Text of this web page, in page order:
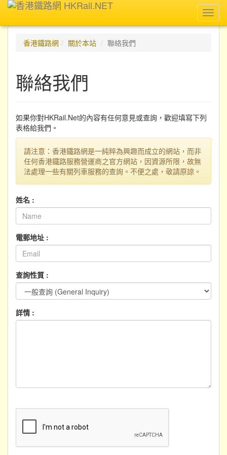
香港鐵路網
關於本站 聯絡我們
聯絡我們
如果你對HKRail.Net的內容有任何意見或查詢，歡迎填寫下列
表格給我們。
請注意：香港鐵路網是一純粹為興趣而成立的網站，而非
任何香港鐵路服務營運商之官方網站，因資源所限，故無
法處理一些有關列車服務的查詢。不便之處，敬請原諒。
姓名 :
電郵地址 :
查詢性質 :
詳情 :